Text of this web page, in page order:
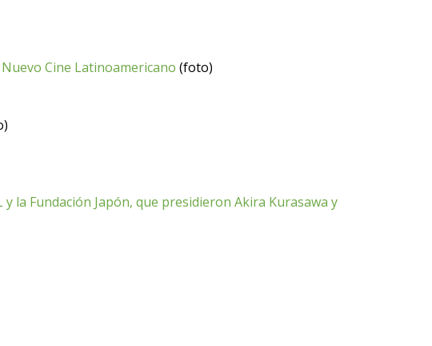
Cine Latinoamericano (foto)
la Fundación Japón, que presidieron Akira Kurasawa y